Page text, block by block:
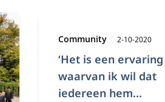
‘Het is een ervaring
waarvan ik wil dat
iedereen hem
Type:
Community 2-10-2020